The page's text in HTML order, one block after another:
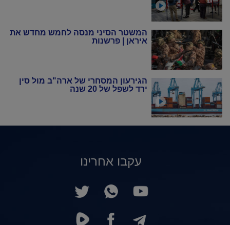
המשטר הסיני מנסה לחמש מחדש את
איראן | פרשנות
הגירעון המסחרי של ארה"ב מול סין
ירד לשפל של 20 שנה
עקבו אחרינו